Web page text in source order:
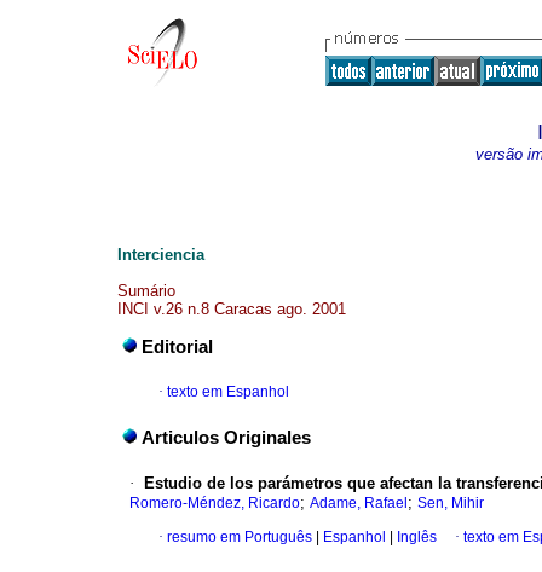
versão
Interciencia
Sumário
INCI v.26 n.8 Caracas ago. 2001
Editorial
· texto em Espanhol
Articulos Originales
· Estudio de los parámetros que afectan la
Romero-Méndez, Ricardo; Adame, Rafael ; Sen, Mihir
· resumo em Português Espanhol Inglês · texto em